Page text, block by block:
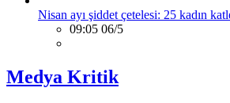
Nisan ayı şiddet çetelesi: 25 kadın
09:05 06/5
Medya Kritik